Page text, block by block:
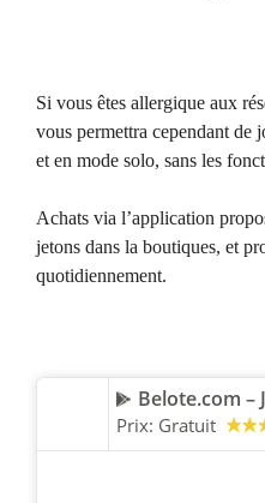
Si vous êtes allergique aux
vous permettra cependant de
et en mode solo, sans les
Achats via l’application
jetons dans la boutiques, et
quotidiennement.
Prix: Gratuit